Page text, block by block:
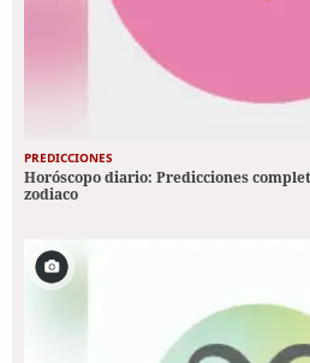
PREDICCIONES
Horóscopo diario: Predicciones
zodiaco